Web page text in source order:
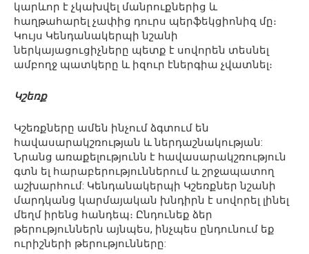
կարևոր է չկախվել մանրուքներից և
հաղթահարել չափից դուրս պերֆեկցիոնիզ մը։
Կույս Կենդանակերպի նշանի
ներկայացուցիչները պետք է սովորեն տեսնել
ամբողջ պատկերը և իզուր էներգիա չվատնել։
Կշեռք
Կշեռքները ամեն ինչում ձգտում են
հավասարակշռության և ներդաշնակության:
Նրանց առաքելությունն է հավասարակշռություն
գտն ել հարաբերություններում և շրջապատող
աշխարհում: Կենդանակերպի Կշեռքներ նշանի
մարդկանց կարմայական խնդիրն է սովորել լինել
մեղմ իրենց հանդեպ։ Ընդունեք ձեր
թերություններն այնպես, ինչպես ընդունում եք
ուրիշների թերությունները: